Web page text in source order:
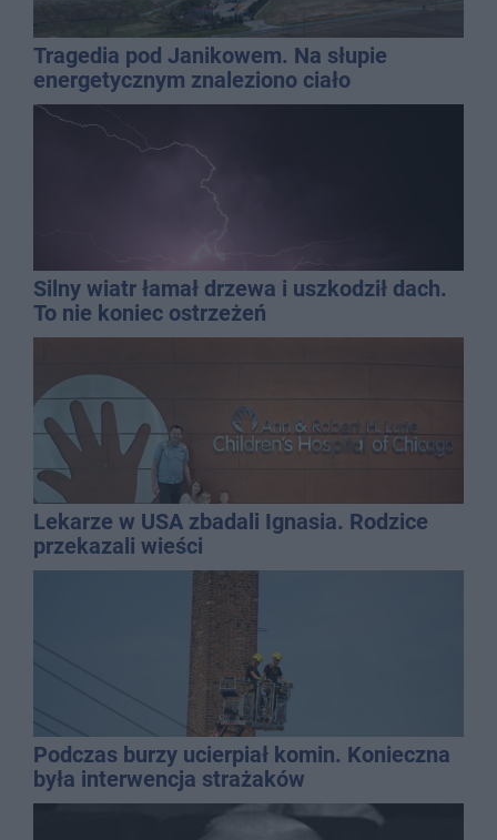
Tragedia pod Janikowem. Na słupie
energetycznym znaleziono ciało
mężczyzny
Silny wiatr łamał drzewa i uszkodził dach.
To nie koniec ostrzeżeń
Lekarze w USA zbadali Ignasia. Rodzice
przekazali wieści
Podczas burzy ucierpiał komin. Konieczna
była interwencja strażaków